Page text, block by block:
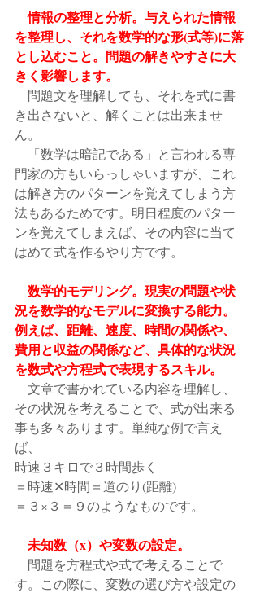
情報の整理と分析。与えられた情報
を整理し、それを数学的な形(式等)に落
とし込むこと。問題の解きやすさに大
きく影響します。
問題文を理解しても、それを式に書
き出さないと、解くことは出来ませ
ん。
「数学は暗記である」と言われる専
門家の方もいらっしゃいますが、これ
は解き方のパターンを覚えてしまう方
法もあるためです。明日程度のパター
ンを覚えてしまえば、その内容に当て
はめて式を作るやり方です。
数学的モデリング。現実の問題や状
況を数学的なモデルに変換する能力。
例えば、距離、速度、時間の関係や、
費用と収益の関係など、具体的な状況
を数式や方程式で表現するスキル。
文章で書かれている内容を理解し、
その状況を考えることで、式が出来る
事も多々あります。単純な例で言え
ば、
時速３キロで３時間歩く
＝時速✕時間＝道のり(距離)
＝３×３＝９のようなものです。
未知数（x）や変数の設定。
問題を方程式や式で考えることで
す。この際に、変数の選び方や設定の